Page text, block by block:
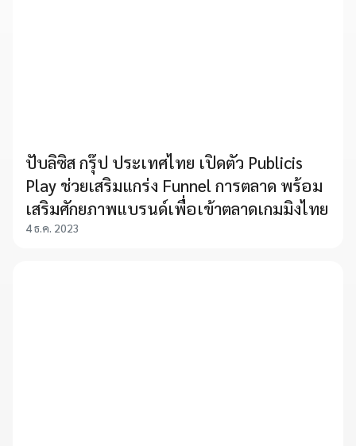
ปับลิซิส กรุ๊ป ประเทศไทย เปิดตัว Publicis
Play ช่วยเสริมแกร่ง Funnel การตลาด พร้อม
เสริมศักยภาพแบรนด์เพื่อเข้าตลาดเกมมิงไทย
4 ธ.ค. 2023